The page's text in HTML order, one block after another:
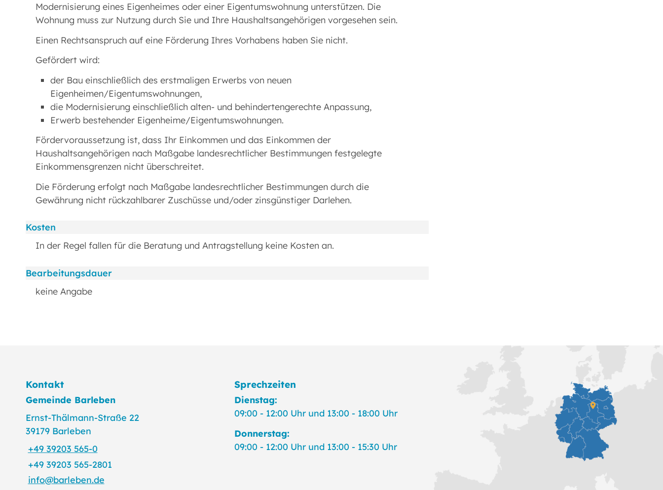
Modernisierung eines Eigenheimes oder einer Eigentumswohnung unterstützen. Die
Wohnung muss zur Nutzung durch Sie und Ihre Haushaltsangehörigen vorgesehen sein.
Einen Rechtsanspruch auf eine Förderung Ihres Vorhabens haben Sie nicht.
Gefördert wird:
der Bau einschließlich des erstmaligen Erwerbs von neuen
Eigenheimen/Eigentumswohnungen,
die Modernisierung einschließlich alten- und behindertengerechte Anpassung,
Erwerb bestehender Eigenheime/Eigentumswohnungen.
Fördervoraussetzung ist, dass Ihr Einkommen und das Einkommen der
Haushaltsangehörigen nach Maßgabe landesrechtlicher Bestimmungen festgelegte
Einkommensgrenzen nicht überschreitet.
Die Förderung erfolgt nach Maßgabe landesrechtlicher Bestimmungen durch die
Gewährung nicht rückzahlbarer Zuschüsse und/oder zinsgünstiger Darlehen.
Kosten
In der Regel fallen für die Beratung und Antragstellung keine Kosten an.
Bearbeitungsdauer
keine Angabe
Kontakt
Gemeinde Barleben
Ernst-Thälmann-Straße 22
39179 Barleben
+49 39203 565-0
+49 39203 565-2801
info@barleben.de
Sprechzeiten
Dienstag:
09:00 - 12:00 Uhr und 13:00 - 18:00 Uhr
Donnerstag:
09:00 - 12:00 Uhr und 13:00 - 15:30 Uhr